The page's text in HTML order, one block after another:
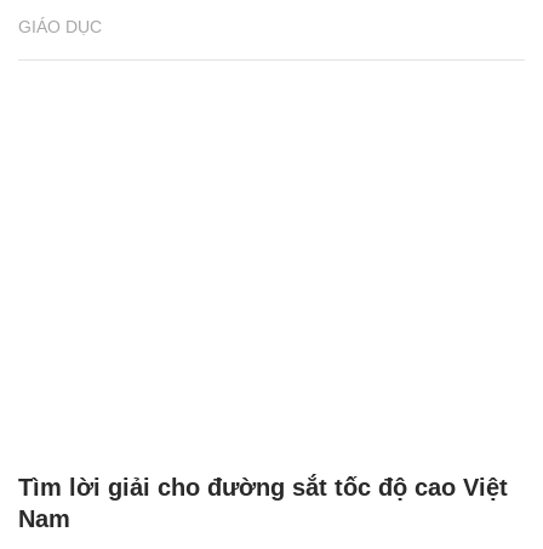
GIÁO DỤC
Tìm lời giải cho đường sắt tốc độ cao Việt
Nam